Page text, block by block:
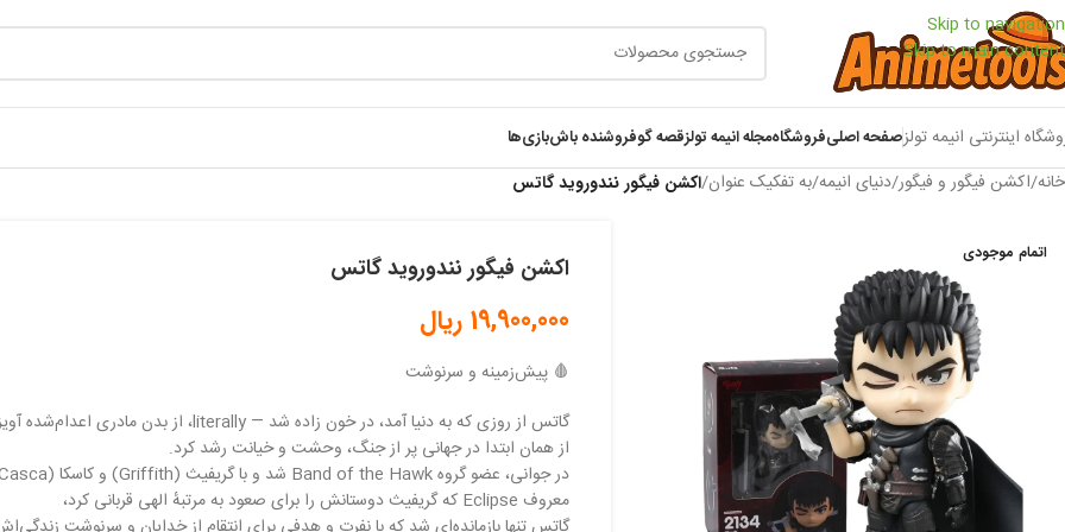
Skip to navigation
Skip to main content
اینترنتی انیمه تولزصفحه اصلیفروشگاهمجله انیمه تولزقصه گوفروشنده باشبازی‌ها
خانه/اکشن فیگور و فیگور/دنیای انیمه/به تفکیک عنوان/اکشن فیگور نندوروید گاتس
اتمام موجودی اکشن فیگور نندوروید گاتس
19,900,000 ریال
🩸 پیش‌زمینه و سرنوشت
گاتس از روزی که به دنیا آمد، در خون زاده شد — literally، از بدن مادری اعدام‌شده آویزان بر دار.
از همان ابتدا در جهانی پر از جنگ، وحشت و خیانت رشد کرد.
معروف Eclipse که گریفیث دوستانش را برای صعود به مرتبهٔ الهی قربانی کرد،